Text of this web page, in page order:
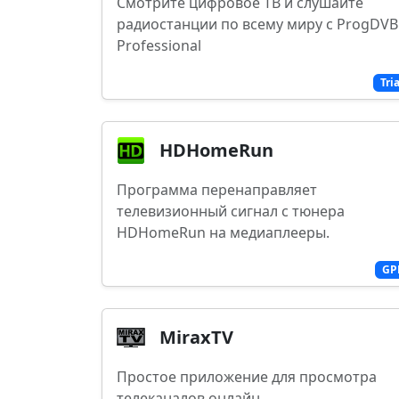
радиостанции по всему миру с ProgDVB
Professional
HDHomeRun
Программа перенаправляет
телевизионный сигнал с тюнера
HDHomeRun на медиаплееры.
MiraxTV
Простое приложение для просмотра